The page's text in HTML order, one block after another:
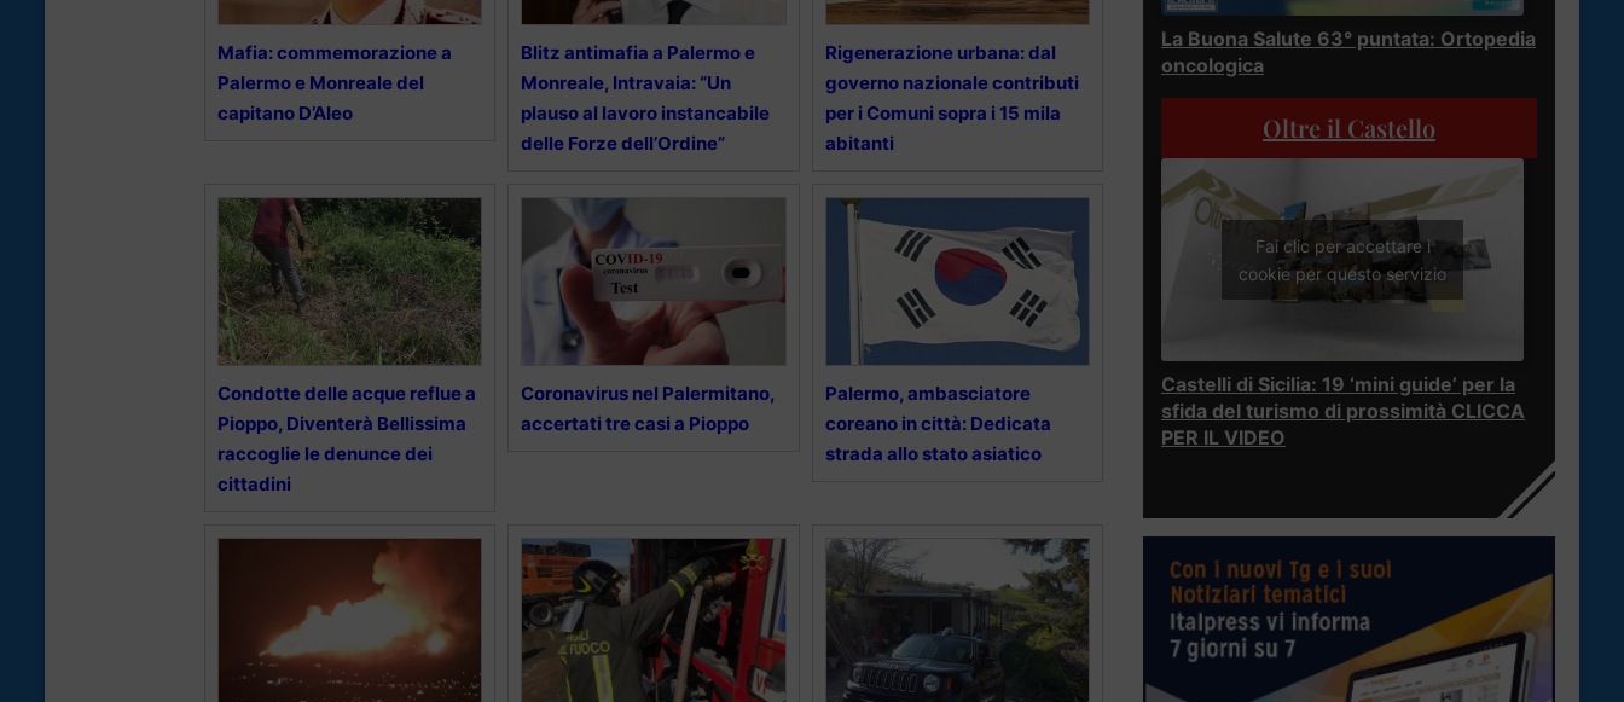
Mafia: commemorazione a
Palermo e Monreale del
capitano D’Aleo
Blitz antimafia a Palermo e
Monreale, Intravaia: “Un
plauso al lavoro instancabile
delle Forze dell’Ordine”
Rigenerazione urbana: dal
governo nazionale contributi
per i Comuni sopra i 15 mila
abitanti
Condotte delle acque reflue a
Pioppo, Diventerà Bellissima
raccoglie le denunce dei
cittadini
Coronavirus nel Palermitano,
accertati tre casi a Pioppo
Palermo, ambasciatore
coreano in città: Dedicata
strada allo stato asiatico
La Buona Salute 63° puntata: Ortopedia
oncologica
Oltre il Castello
Fai clic per accettare i
cookie per questo servizio
Castelli di Sicilia: 19 ‘mini guide’ per la
sfida del turismo di prossimità CLICCA
PER IL VIDEO